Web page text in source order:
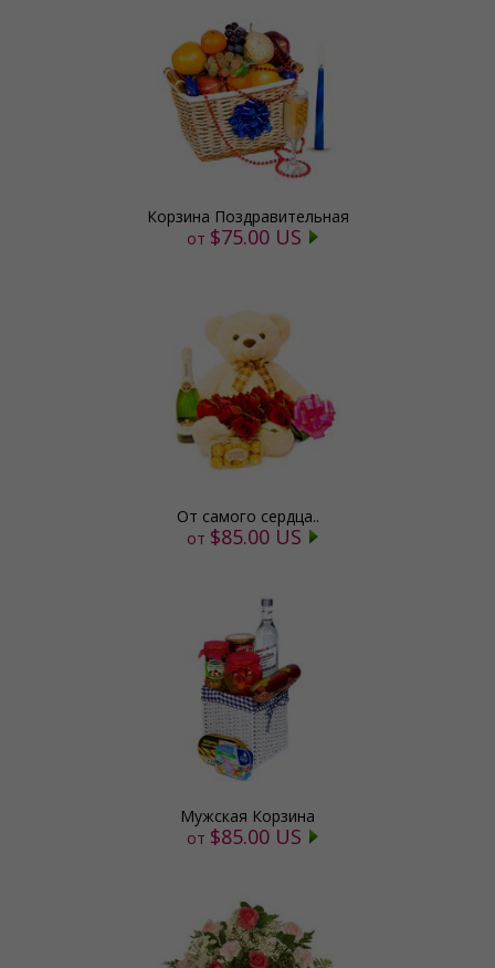
Корзина Поздравительная
от $75.00 US
От самого сердца..
от $85.00 US
Мужская Корзина
от $85.00 US